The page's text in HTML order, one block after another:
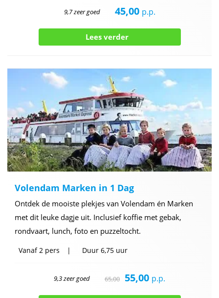
9,7 zeer goed 45,00 p.p.
Lees verder
Volendam Marken in 1 Dag
Ontdek de mooiste plekjes van Volendam én Marken
met dit leuke dagje uit. Inclusief koffie met gebak,
rondvaart, lunch, foto en puzzeltocht.
Vanaf2 pers Duur 6,75 uur
9,3 zeer goed 65,00 55,00 p.p.